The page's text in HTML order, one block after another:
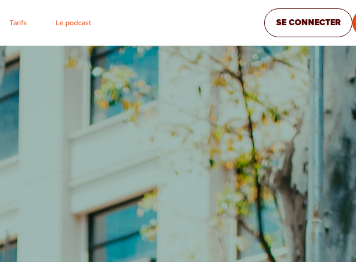
Tarifs Le podcast SE CONNECTER